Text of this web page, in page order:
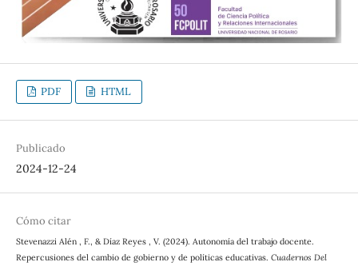
PDF HTML
Publicado
2024-12-24
Cómo citar
Stevenazzi Alén , F., & Díaz Reyes , V. (2024). Autonomía del trabajo docente.
Repercusiones del cambio de gobierno y de políticas educativas. Cuadernos Del